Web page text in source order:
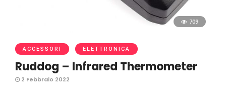
709
ACCESSORI ELETTRONICA
Ruddog – Infrared Thermometer
2 Febbraio 2022